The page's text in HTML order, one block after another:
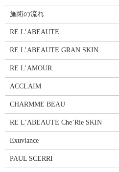
施術の流れ
RE L’ABEAUTE
RE L’ABEAUTE GRAN SKIN
RE L’AMOUR
ACCLAIM
CHARMME BEAU
RE L’ABEAUTE Che’Rie SKIN
Exuviance
PAUL SCERRI